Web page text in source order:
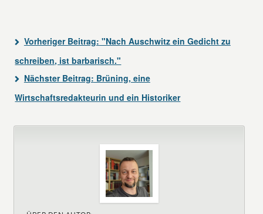
Vorheriger Beitrag: "Nach Auschwitz ein Gedicht zu
schreiben, ist barbarisch."
Nächster Beitrag: Brüning, eine
Wirtschaftsredakteurin und ein Historiker